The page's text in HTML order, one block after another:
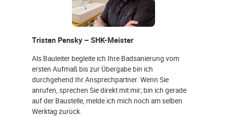
Tristan Pensky – SHK-Meister
Als Bauleiter begleite ich Ihre Badsanierung vom
ersten Aufmaß bis zur Übergabe bin ich
durchgehend Ihr Ansprechpartner. Wenn Sie
anrufen, sprechen Sie direkt mit mir; bin ich gerade
auf der Baustelle, melde ich mich noch am selben
Werktag zurück.